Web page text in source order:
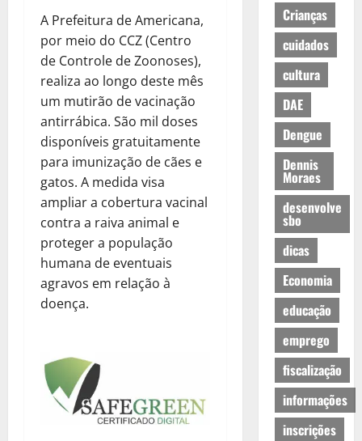
A Prefeitura de Americana,
por meio do CCZ (Centro
de Controle de Zoonoses),
realiza ao longo deste mês
um mutirão de vacinação
antirrábica. São mil doses
disponíveis gratuitamente
para imunização de cães e
gatos. A medida visa
ampliar a cobertura vacinal
contra a raiva animal e
proteger a população
humana de eventuais
agravos em relação à
doença.
Crianças
cuidados
cultura
DAE
Dengue
Dennis
Moraes
desenvolve
sbo
dicas
Economia
educação
emprego
fiscalização
informações
inscrições